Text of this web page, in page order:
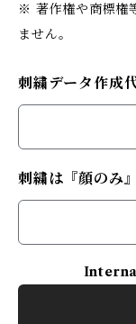
※ 著作権や商標権
ません。
刺繍データ作成
刺繍は『顔のみ